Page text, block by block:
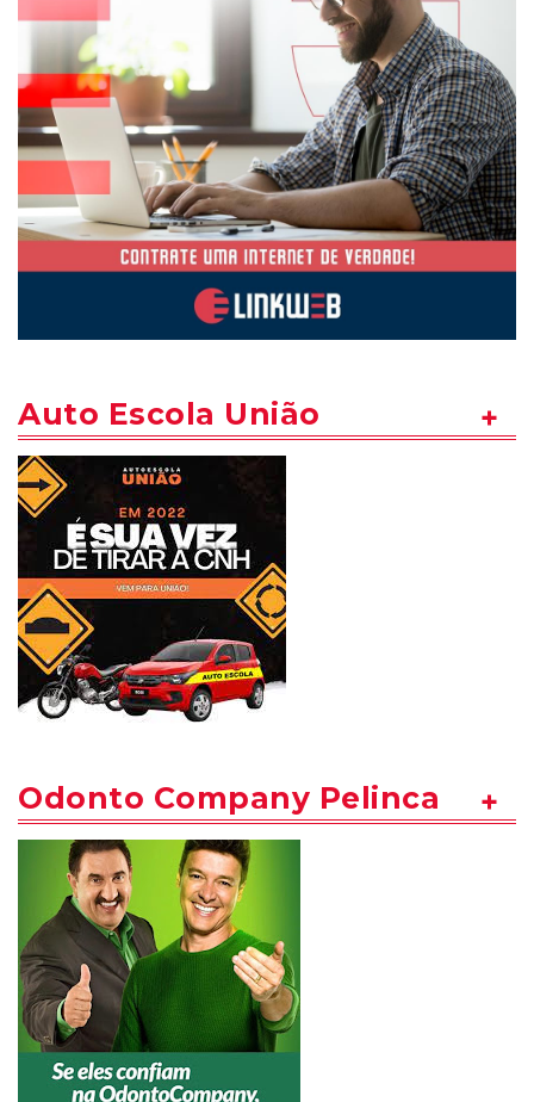
Auto Escola União
Odonto Company Pelinca